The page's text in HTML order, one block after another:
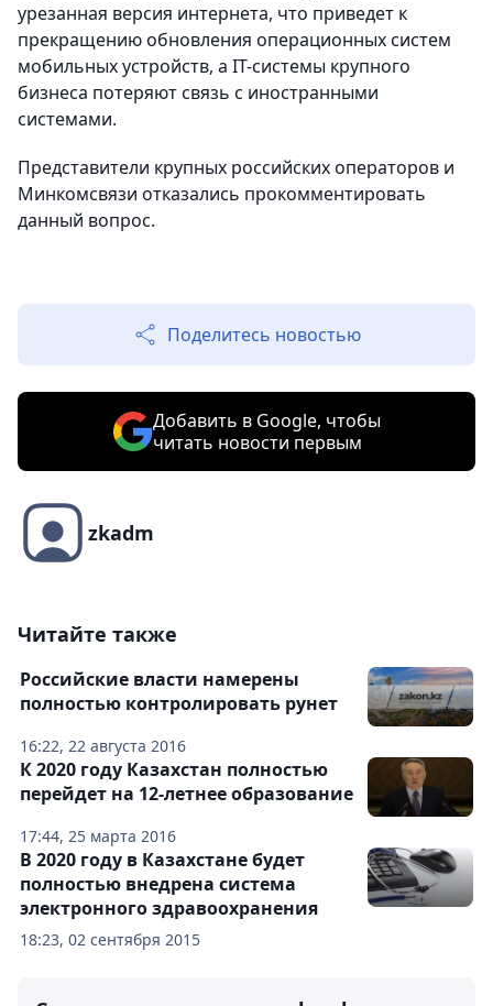
урезанная версия интернета, что приведет к
прекращению обновления операционных систем
мобильных устройств, а IT-системы крупного
бизнеса потеряют связь с иностранными
системами.
Представители крупных российских операторов и
Минкомсвязи отказались прокомментировать
данный вопрос.
Поделитесь новостью
Добавить в Google, чтобы
читать новости первым
zkadm
Читайте также
16:22, 22 августа 2016
Российские власти намерены
полностью контролировать рунет
17:44, 25 марта 2016
К 2020 году Казахстан полностью
перейдет на 12-летнее образование
18:23, 02 сентября 2015
В 2020 году в Казахстане будет
полностью внедрена система
электронного здравоохранения